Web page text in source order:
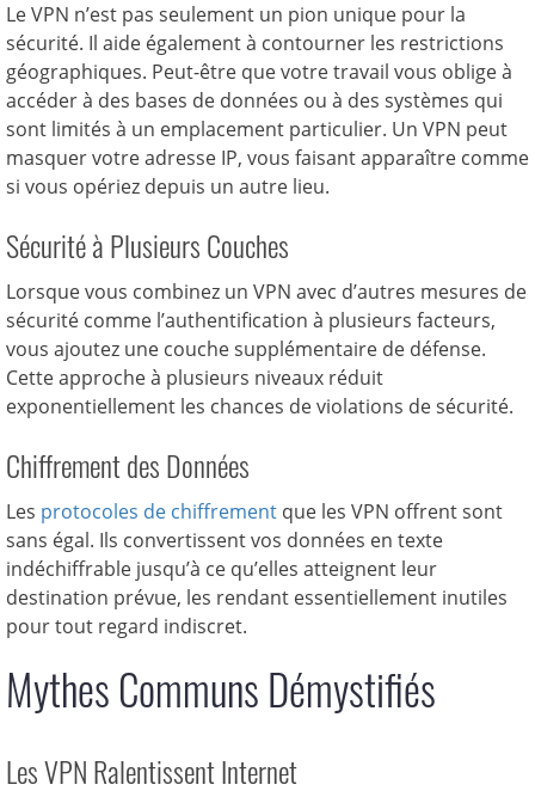
Le VPN n’est pas seulement un pion unique pour la
sécurité. Il aide également à contourner les restrictions
géographiques. Peut-être que votre travail vous oblige à
accéder à des bases de données ou à des systèmes qui
sont limités à un emplacement particulier. Un VPN peut
masquer votre adresse IP, vous faisant apparaître comme
si vous opériez depuis un autre lieu.
Sécurité à Plusieurs Couches
Lorsque vous combinez un VPN avec d’autres mesures de
sécurité comme l’authentification à plusieurs facteurs,
vous ajoutez une couche supplémentaire de défense.
Cette approche à plusieurs niveaux réduit
exponentiellement les chances de violations de sécurité.
Chiffrement des Données
Les protocoles de chiffrement que les VPN offrent sont
sans égal. Ils convertissent vos données en texte
indéchiffrable jusqu’à ce qu’elles atteignent leur
destination prévue, les rendant essentiellement inutiles
pour tout regard indiscret.
Mythes Communs Démystifiés
Les VPN Ralentissent Internet